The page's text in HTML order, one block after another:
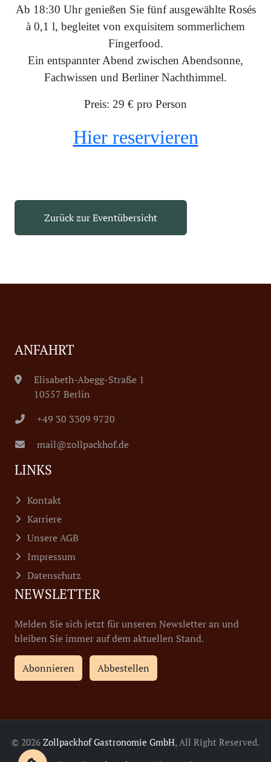
Ab 18:30 Uhr genießen Sie fünf ausgewählte Rosés
à 0,1 l, begleitet von exquisitem sommerlichem
Fingerfood.
Ein entspannter Abend zwischen Abendsonne,
Fachwissen und Berliner Nachthimmel.
Preis: 29 € pro Person
Hier reservieren
Zurück zur Eventübersicht
ANFAHRT
Elisabeth-Abegg-Straße 1
10557 Berlin
+49 30 3309 9720
mail@zollpackhof.de
LINKS
Kontakt
Karriere
Unsere AGB
Impressum
Datenschutz
NEWSLETTER
Melden Sie sich jetzt für unseren Newsletter an und
bleiben Sie immer auf dem aktuellen Stand.
Abonnieren Abbestellen
© 2026 Zollpackhof Gastronomie GmbH, All Right Reserved.